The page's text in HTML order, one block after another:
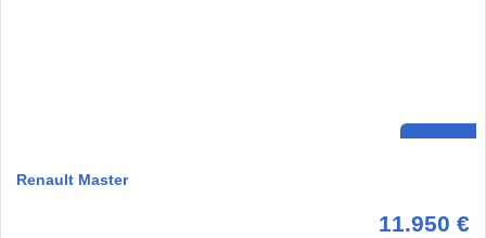
Renault Master
11.950 €